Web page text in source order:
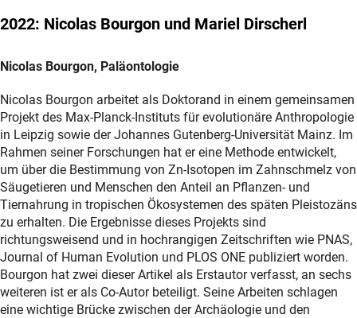
2022: Nicolas Bourgon und Mariel Dirscherl
Nicolas Bourgon, Paläontologie
Nicolas Bourgon arbeitet als Doktorand in einem gemeinsamen
Projekt des Max-Planck-Instituts für evolutionäre Anthropologie
in Leipzig sowie der Johannes Gutenberg-Universität Mainz. Im
Rahmen seiner Forschungen hat er eine Methode entwickelt,
um über die Bestimmung von Zn-Isotopen im Zahnschmelz von
Säugetieren und Menschen den Anteil an Pflanzen- und
Tiernahrung in tropischen Ökosystemen des späten Pleistozäns
zu erhalten. Die Ergebnisse dieses Projekts sind
richtungsweisend und in hochrangigen Zeitschriften wie PNAS,
Journal of Human Evolution und PLOS ONE publiziert worden.
Bourgon hat zwei dieser Artikel als Erstautor verfasst, an sechs
weiteren ist er als Co-Autor beteiligt. Seine Arbeiten schlagen
eine wichtige Brücke zwischen der Archäologie und den